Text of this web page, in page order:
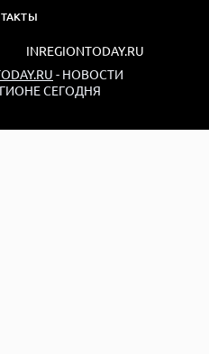
- НОВОСТИ
СЕГОДНЯ